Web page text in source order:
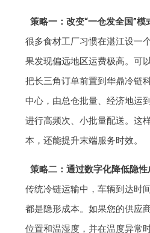
策略一：改变“一仓发全国”模
很多食材工厂习惯在湛江设一
果发现偏远地区运费极高。可
把长三角订单前置到华鼎冷链
中心，由总仓批量、经济地运
进行高频次、小批量配送。这
本，还能提升末端服务时效。
策略二：通过数字化降低隐性
传统冷链运输中，车辆到达时
都是隐形成本。如果您的供应
位置和温湿度，并在温度异常